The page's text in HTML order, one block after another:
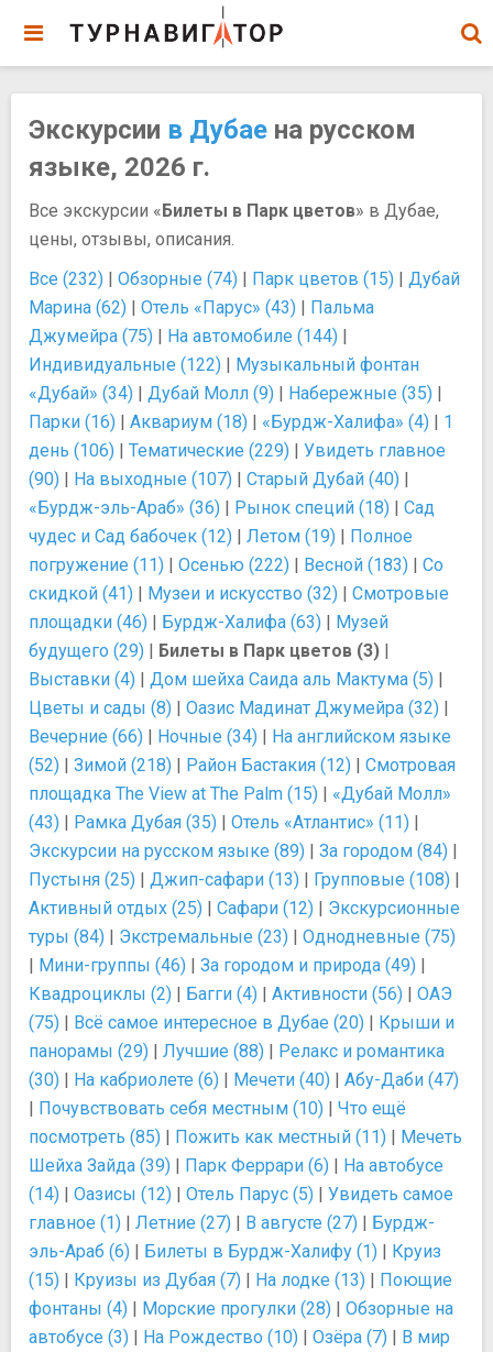
Экскурсии в Дубае на русском
языке, 2026 г.
Все экскурсии «Билеты в Парк цветов» в Дубае,
цены, отзывы, описания.
Все (232) | Обзорные (74) | Парк цветов (15) | Дубай
Марина (62) | Отель «Парус» (43) | Пальма
Джумейра (75) | На автомобиле (144) |
Индивидуальные (122) | Музыкальный фонтан
«Дубай» (34) | Дубай Молл (9) | Набережные (35) |
Парки (16) | Аквариум (18) | «Бурдж-Халифа» (4) | 1
день (106) | Тематические (229) | Увидеть главное
(90) | На выходные (107) | Старый Дубай (40) |
«Бурдж-эль-Араб» (36) | Рынок специй (18) | Сад
чудес и Сад бабочек (12) | Летом (19) | Полное
погружение (11) | Осенью (222) | Весной (183) | Со
скидкой (41) | Музеи и искусство (32) | Смотровые
площадки (46) | Бурдж-Халифа (63) | Музей
будущего (29) | Билеты в Парк цветов (3) |
Выставки (4) | Дом шейха Саида аль Мактума (5) |
Цветы и сады (8) | Оазис Мадинат Джумейра (32) |
Вечерние (66) | Ночные (34) | На английском языке
(52) | Зимой (218) | Район Бастакия (12) | Смотровая
площадка The View at The Palm (15) | «Дубай Молл»
(43) | Рамка Дубая (35) | Отель «Атлантис» (11) |
Экскурсии на русском языке (89) | За городом (84) |
Пустыня (25) | Джип-сафари (13) | Групповые (108) |
Активный отдых (25) | Сафари (12) | Экскурсионные
туры (84) | Экстремальные (23) | Однодневные (75)
| Мини-группы (46) | За городом и природа (49) |
Квадроциклы (2) | Багги (4) | Активности (56) | ОАЭ
(75) | Всё самое интересное в Дубае (20) | Крыши и
панорамы (29) | Лучшие (88) | Релакс и романтика
(30) | На кабриолете (6) | Мечети (40) | Абу-Даби (47)
| Почувствовать себя местным (10) | Что ещё
посмотреть (85) | Пожить как местный (11) | Мечеть
Шейха Зайда (39) | Парк Феррари (6) | На автобусе
(14) | Оазисы (12) | Отель Парус (5) | Увидеть самое
главное (1) | Летние (27) | В августе (27) | Бурдж-
эль-Араб (6) | Билеты в Бурдж-Халифу (1) | Круиз
(15) | Круизы из Дубая (7) | На лодке (13) | Поющие
фонтаны (4) | Морские прогулки (28) | Обзорные на
автобусе (3) | На Рождество (10) | Озёра (7) | В мир